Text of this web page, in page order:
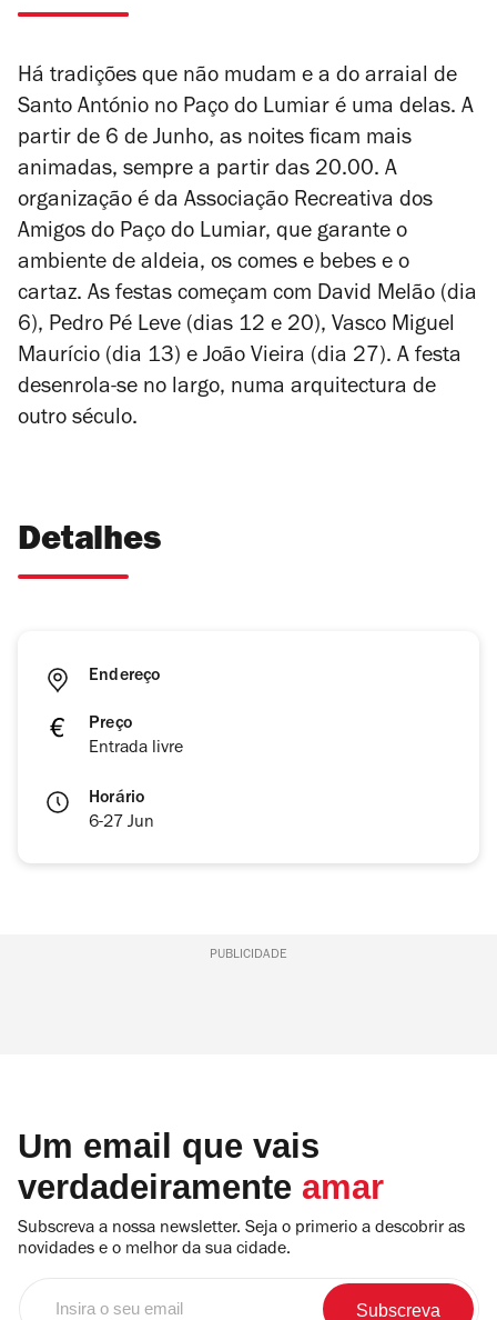
Há tradições que não mudam e a do arraial de
Santo António no Paço do Lumiar é uma delas. A
partir de 6 de Junho, as noites ficam mais
animadas, sempre a partir das 20.00. A
organização é da Associação Recreativa dos
Amigos do Paço do Lumiar, que garante o
ambiente de aldeia, os comes e bebes e o
cartaz. As festas começam com David Melão (dia
6), Pedro Pé Leve (dias 12 e 20), Vasco Miguel
Maurício (dia 13) e João Vieira (dia 27). A festa
desenrola-se no largo, numa arquitectura de
outro século.
Detalhes
Endereço
Preço
Entrada livre
Horário
6-27 Jun
PUBLICIDADE
Um email que vais
verdadeiramente amar
Subscreva a nossa newsletter. Seja o primerio a descobrir as
novidades e o melhor da sua cidade.